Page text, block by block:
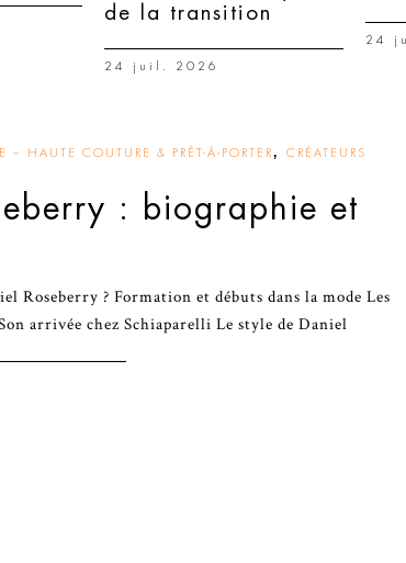
de la transition
24 juil. 2026
24
– HAUTE COUTURE & PRÊT-À-PORTER, CRÉATEURS
: biographie et
Roseberry ? Formation et débuts dans la mode Les
arrivée chez Schiaparelli Le style de Daniel